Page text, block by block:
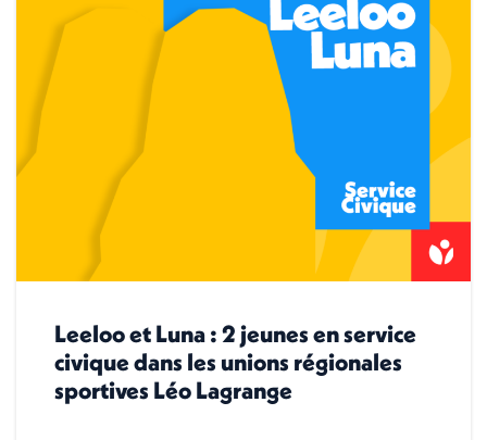
Leeloo et Luna : 2 jeunes en service
civique dans les unions régionales
sportives Léo Lagrange